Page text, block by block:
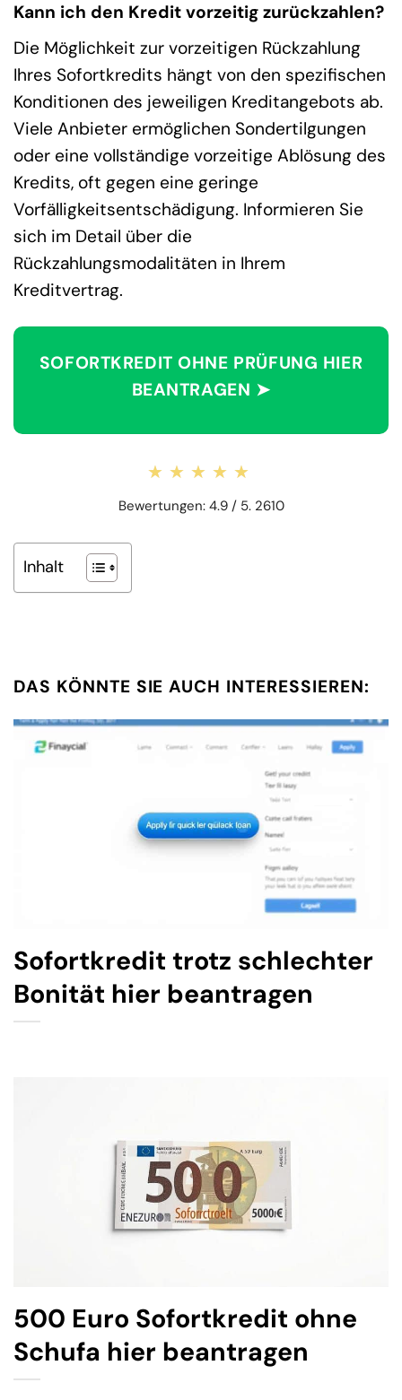
Kann ich den Kredit vorzeitig zurückzahlen?
Die Möglichkeit zur vorzeitigen Rückzahlung
Ihres Sofortkredits hängt von den spezifischen
Konditionen des jeweiligen Kreditangebots ab.
Viele Anbieter ermöglichen Sondertilgungen
oder eine vollständige vorzeitige Ablösung des
Kredits, oft gegen eine geringe
Vorfälligkeitsentschädigung. Informieren Sie
sich im Detail über die
Rückzahlungsmodalitäten in Ihrem
Kreditvertrag.
SOFORTKREDIT OHNE PRÜFUNG HIER
BEANTRAGEN ➤
★★★★★
★★★★★
Bewertungen: 4.9 / 5. 2610
Inhalt
DAS KÖNNTE SIE AUCH INTERESSIEREN:
Sofortkredit trotz schlechter
Bonität hier beantragen
500 Euro Sofortkredit ohne
Schufa hier beantragen